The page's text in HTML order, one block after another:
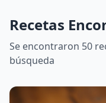
Recetas
Se encontraron 50
búsqueda